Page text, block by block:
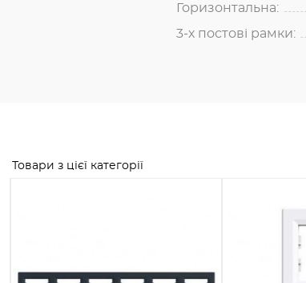
Горизонтальна:
3-х постові рамки:
Товари з цієї категорії